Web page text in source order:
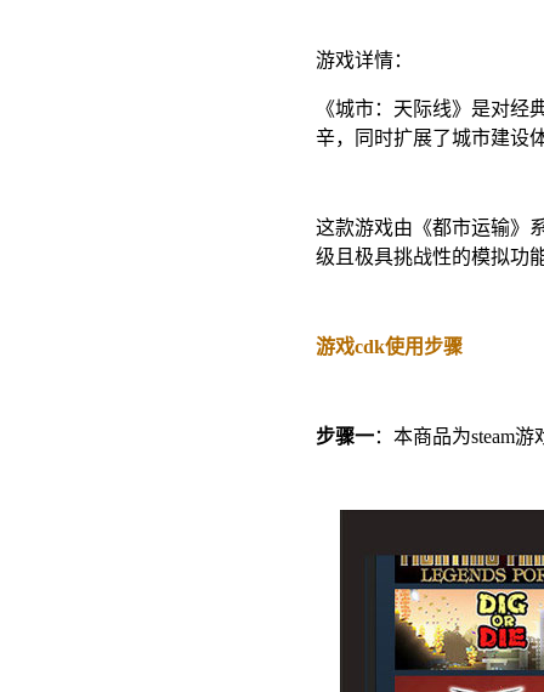
游戏详情：
《城市：天际线》是对
辛，同时扩展了城市建设
这款游戏由《都市运输》
级且极具挑战性的模拟功
游戏cdk使用步骤
步骤一：本商品为steam游